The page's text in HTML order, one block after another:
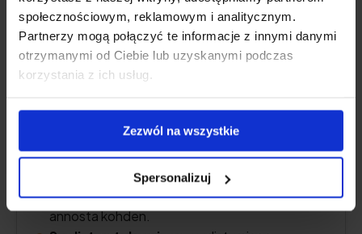
społecznościowym, reklamowym i analitycznym.
Partnerzy mogą połączyć te informacje z innymi danymi
otrzymanymi od Ciebie lub uzyskanymi podczas
korzystania z ich usług.
Zezwól na wszystkie
Spersonalizuj
Ensiluokkainen koostumus:
puhdasta natriumbutyraattia päivittäistä
annosta kohden.